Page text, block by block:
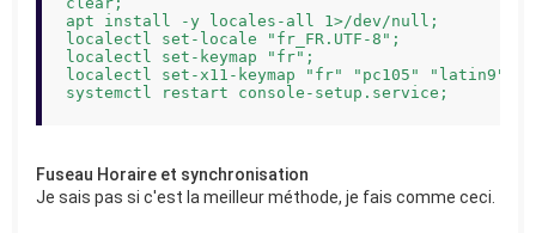
apt install -y locales-all 1>/dev/null;
localectl set-locale "fr_FR.UTF-8";
localectl set-keymap "fr";
localectl set-x11-keymap "fr" "pc105" "latin9"
systemctl restart console-setup.service;
Fuseau Horaire et synchronisation
Je sais pas si c'est la meilleur méthode, je fais comme ceci.